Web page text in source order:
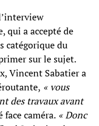
qui a accepté de
catégorique du
sur le sujet.
Vincent Sabatier a
« vous
des travaux avant
caméra.« Donc